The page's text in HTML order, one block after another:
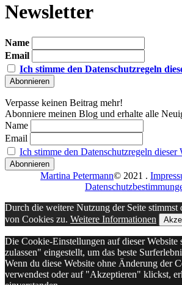
Newsletter
Name
Email
Ich stimme den Datenschutzregeln
Verpasse keinen Beitrag mehr!
Abonniere meinen Blog und erhalte alle
Name
Email
Ich stimme den Datenschutzregeln dieser
Martina Petermann© 2021 .
Durch die weitere Nutzung der Seite stimmst
von Cookies zu. Weitere Informationen
Die Cookie-Einstellungen auf dieser Website
zulassen" eingestellt, um das beste
Wenn du diese Website ohne Änderung der
verwendest oder auf "Akzeptieren" klickst,